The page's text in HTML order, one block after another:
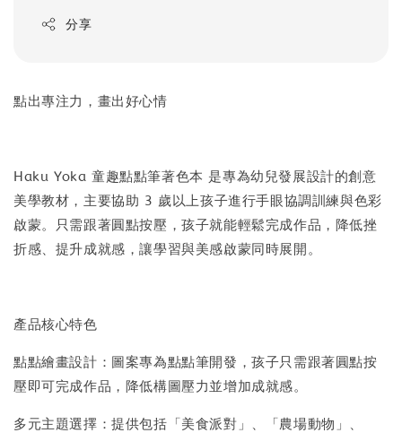
分享
點出專注力，畫出好心情
Haku Yoka 童趣點點筆著色本 是專為幼兒發展設計的創意
美學教材，主要協助 3 歲以上孩子進行手眼協調訓練與色彩
啟蒙。只需跟著圓點按壓，孩子就能輕鬆完成作品，降低挫
折感、提升成就感，讓學習與美感啟蒙同時展開。
產品核心特色
點點繪畫設計：圖案專為點點筆開發，孩子只需跟著圓點按
壓即可完成作品，降低構圖壓力並增加成就感。
多元主題選擇：提供包括「美食派對」、「農場動物」、